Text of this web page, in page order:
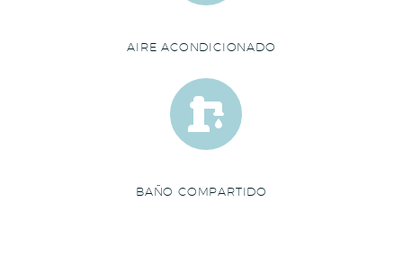
AIRE ACONDICIONADO


BAÑO COMPARTIDO